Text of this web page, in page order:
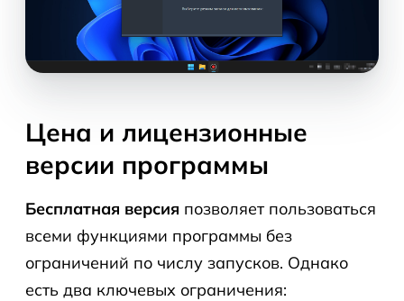
Цена и лицензионные
версии программы
Бесплатная версия позволяет пользоваться
всеми функциями программы без
ограничений по числу запусков. Однако
есть два ключевых ограничения: